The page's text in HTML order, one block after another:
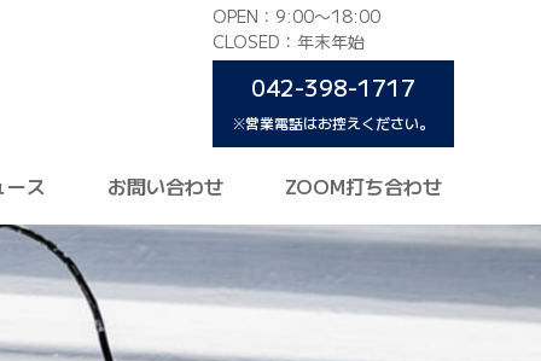
OPEN：9:00〜18:00
CLOSED：年末年始
042-398-1717
※営業電話はお控えください。
ース お問い合わせ ZOOM打ち合わせ